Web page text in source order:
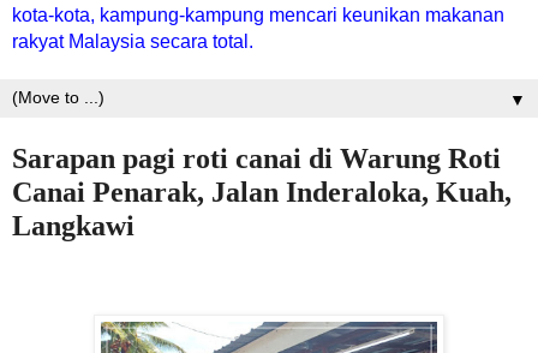
kota-kota, kampung-kampung mencari keunikan makanan
rakyat Malaysia secara total.
▼
Sarapan pagi roti canai di Warung Roti
Canai Penarak, Jalan Inderaloka, Kuah,
Langkawi